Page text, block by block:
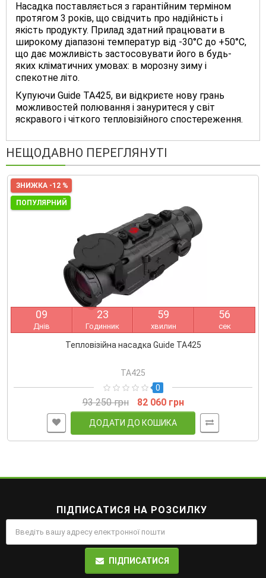
Насадка поставляється з гарантійним терміном
протягом 3 років, що свідчить про надійність і
якість продукту. Прилад здатний працювати в
широкому діапазоні температур від -30°C до +50°C,
що дає можливість застосовувати його в будь-
яких кліматичних умовах: в морозну зиму і
спекотне літо.
Купуючи Guide TA425, ви відкриєте нову грань
можливостей полювання і зануритеся у світ
яскравого і чіткого тепловізійного спостереження.
НЕЩОДАВНО ПЕРЕГЛЯНУТІ
ЗНИЖКА -12 %
ПОПУЛЯРНИЙ
09
Днів
23
Годинник
59
хвилин
55
сек
Тепловізійна насадка Guide TA425
TA425
0
93 250 грн 82 060 грн
ДОДАТИ ДО КОШИКА
ПІДПИСАТИСЯ НА РОЗСИЛКУ
ПІДПИСАТИСЯ